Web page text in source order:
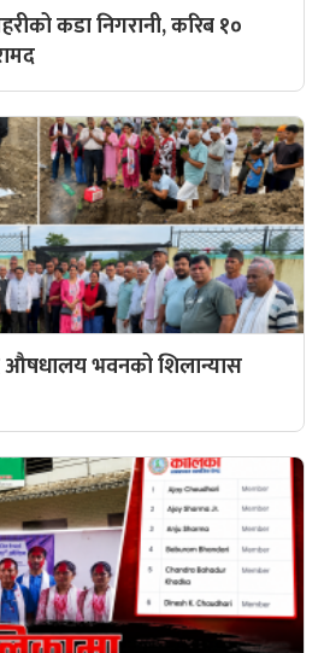
कडा निगरानी, करिब १०
औषधालय भवनको शिलान्यास